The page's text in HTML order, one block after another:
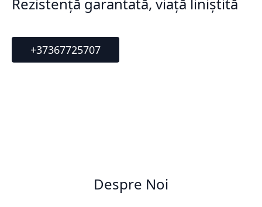
+37367725707
Despre Noi